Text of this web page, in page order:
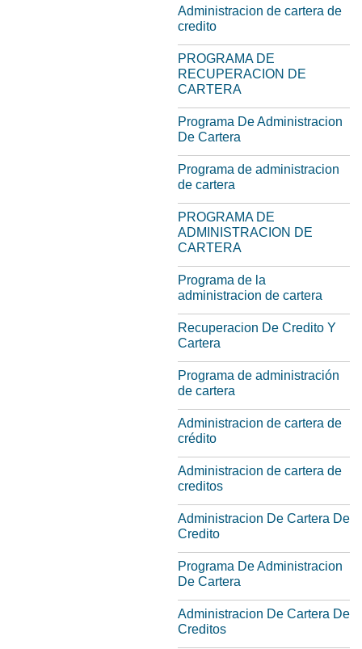
Administracion de cartera de
credito
PROGRAMA DE
RECUPERACION DE
CARTERA
Programa De Administracion
De Cartera
Programa de administracion
de cartera
PROGRAMA DE
ADMINISTRACION DE
CARTERA
Programa de la
administracion de cartera
Recuperacion De Credito Y
Cartera
Programa de administración
de cartera
Administracion de cartera de
crédito
Administracion de cartera de
creditos
Administracion De Cartera De
Credito
Programa De Administracion
De Cartera
Administracion De Cartera De
Creditos